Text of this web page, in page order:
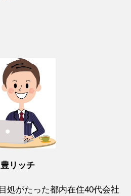
豊リッチ
処がたった都内在住40代会社